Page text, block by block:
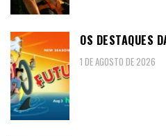
OS DESTAQUES
1 DE AGOSTO DE 2026